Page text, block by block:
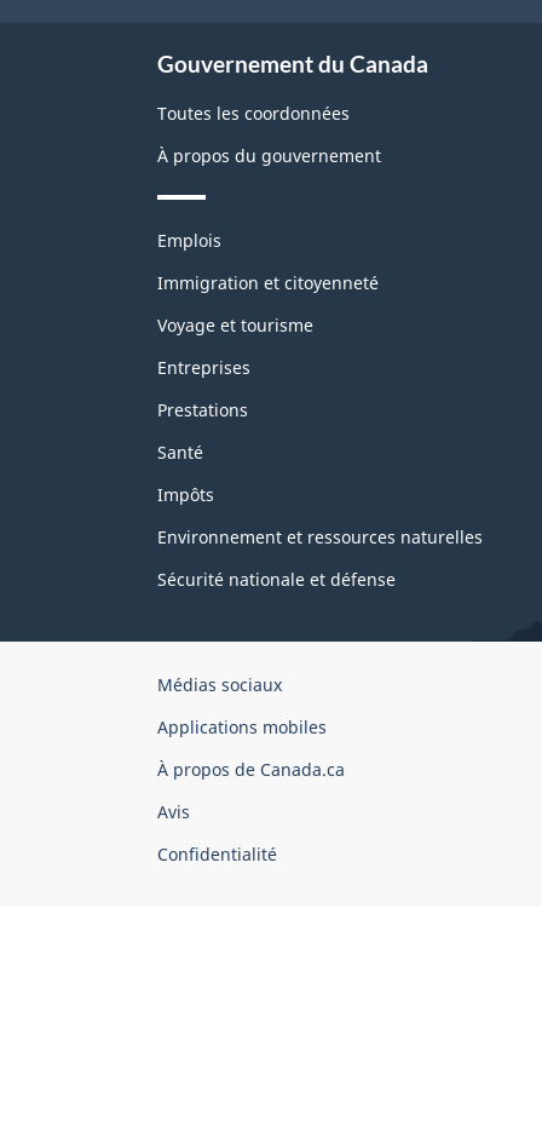
Gouvernement du Canada
Toutes les coordonnées
À propos du gouvernement
Thèmes
sujets
Emplois
Immigration et citoyenneté
Voyage et tourisme
Entreprises
Prestations
Santé
Impôts
Environnement et ressources naturelles
Sécurité nationale et défense
Organisation
gouvernement
du
Canada
Médias sociaux
Applications mobiles
À propos de Canada.ca
Avis
Confidentialité